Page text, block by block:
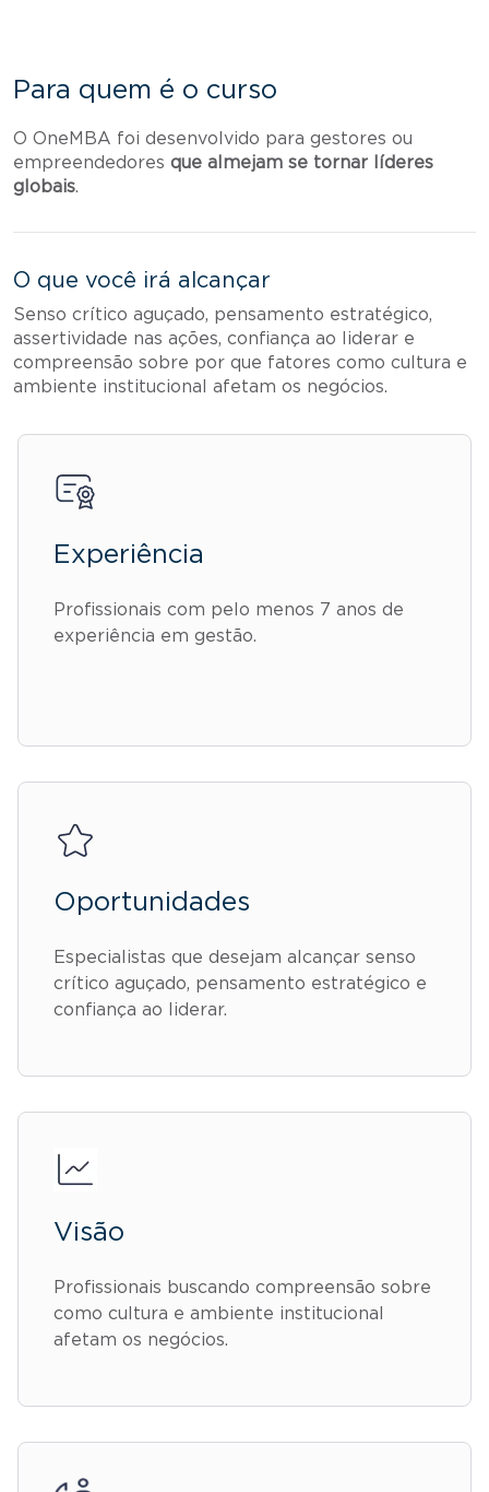
Para quem é o curso
O OneMBA foi desenvolvido para gestores ou
empreendedores que almejam se tornar líderes
globais.
O que você irá alcançar
Senso crítico aguçado, pensamento estratégico,
assertividade nas ações, confiança ao liderar e
compreensão sobre por que fatores como cultura e
ambiente institucional afetam os negócios.
Experiência
Profissionais com pelo menos 7 anos de
experiência em gestão.
Oportunidades
Especialistas que desejam alcançar senso
crítico aguçado, pensamento estratégico e
confiança ao liderar.
Visão
Profissionais buscando compreensão sobre
como cultura e ambiente institucional
afetam os negócios.